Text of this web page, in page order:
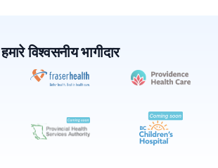
हमारे विश्वसनीय भागीदार
✕